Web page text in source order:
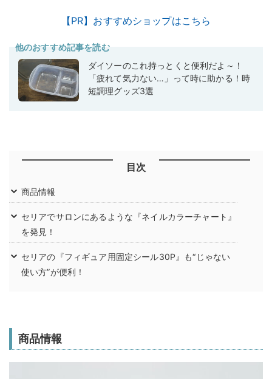
【PR】おすすめショップはこちら
他のおすすめ記事を読む
ダイソーのこれ持っとくと便利だよ～！
「疲れて気力ない…」って時に助かる！時
短調理グッズ3選
目次
商品情報
セリアでサロンにあるような『ネイルカラーチャート』
を発見！
セリアの『フィギュア用固定シール30P』も“じゃない
使い方”が便利！
商品情報